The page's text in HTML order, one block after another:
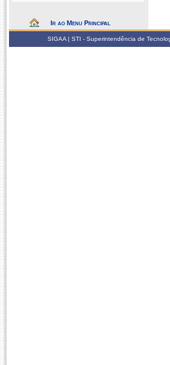
Ir ao Menu Principal
SIGAA | STI - Superintendência de